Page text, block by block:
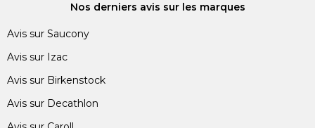
Nos derniers avis sur les marques
Avis sur Saucony
Avis sur Izac
Avis sur Birkenstock
Avis sur Decathlon